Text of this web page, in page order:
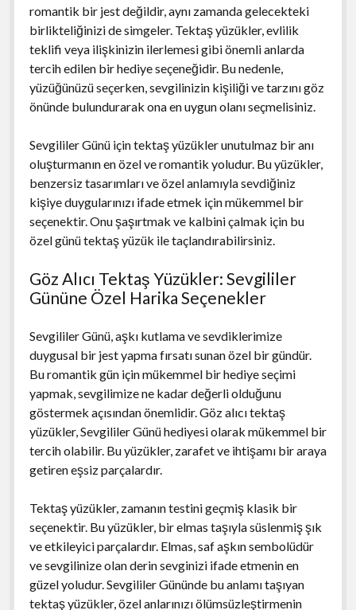
romantik bir jest değildir, aynı zamanda gelecekteki
birlikteliğinizi de simgeler. Tektaş yüzükler, evlilik
teklifi veya ilişkinizin ilerlemesi gibi önemli anlarda
tercih edilen bir hediye seçeneğidir. Bu nedenle,
yüzüğünüzü seçerken, sevgilinizin kişiliği ve tarzını göz
önünde bulundurarak ona en uygun olanı seçmelisiniz.
Sevgililer Günü için tektaş yüzükler unutulmaz bir anı
oluşturmanın en özel ve romantik yoludur. Bu yüzükler,
benzersiz tasarımları ve özel anlamıyla sevdiğiniz
kişiye duygularınızı ifade etmek için mükemmel bir
seçenektir. Onu şaşırtmak ve kalbini çalmak için bu
özel günü tektaş yüzük ile taçlandırabilirsiniz.
Göz Alıcı Tektaş Yüzükler: Sevgililer
Gününe Özel Harika Seçenekler
Sevgililer Günü, aşkı kutlama ve sevdiklerimize
duygusal bir jest yapma fırsatı sunan özel bir gündür.
Bu romantik gün için mükemmel bir hediye seçimi
yapmak, sevgilimize ne kadar değerli olduğunu
göstermek açısından önemlidir. Göz alıcı tektaş
yüzükler, Sevgililer Günü hediyesi olarak mükemmel bir
tercih olabilir. Bu yüzükler, zarafet ve ihtişamı bir araya
getiren eşsiz parçalardır.
Tektaş yüzükler, zamanın testini geçmiş klasik bir
seçenektir. Bu yüzükler, bir elmas taşıyla süslenmiş şık
ve etkileyici parçalardır. Elmas, saf aşkın sembolüdür
ve sevgilinize olan derin sevginizi ifade etmenin en
güzel yoludur. Sevgililer Gününde bu anlamı taşıyan
tektaş yüzükler, özel anlarınızı ölümsüzleştirmenin